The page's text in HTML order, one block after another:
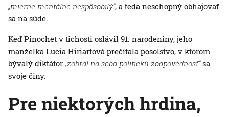
„mierne mentálne nespôsobilý“, a teda neschopný obhajovať
sa na súde.
Keď Pinochet v tichosti oslávil 91. narodeniny, jeho
manželka Lucia Hiriartová prečítala posolstvo, v ktorom
bývalý diktátor „zobral na seba politickú zodpovednosť“sa
svoje činy.
Pre niektorých hrdina,